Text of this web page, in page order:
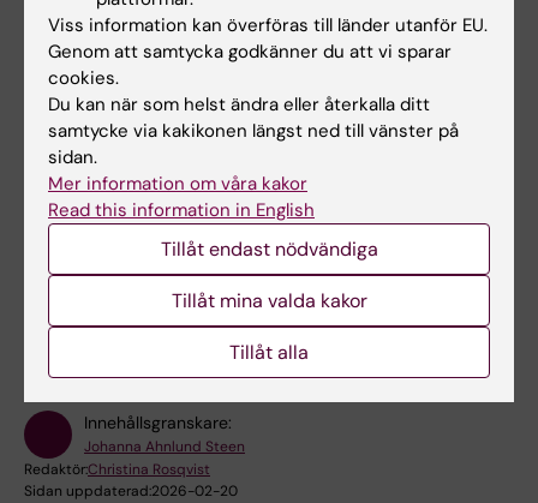
Lokalbokning för medarbetare
Bokningsbara lokaler på campus Flemingsberg
E-möten
Hade du nytta av informationen på denna sida?
Innehållsgranskare:
Johanna Ahnlund Steen
Redaktör:Christina Rosqvist
Sidan uppdaterad:2026-02-20
Viss information kan överföras till länder utanför EU.
Genom att samtycka godkänner du att vi sparar
cookies.
Du kan när som helst ändra eller återkalla ditt
samtycke via kakikonen längst ned till vänster på
sidan.
Mer information om våra kakor
Read this information in English
Tillåt endast nödvändiga
Tillåt mina valda kakor
Tillåt alla